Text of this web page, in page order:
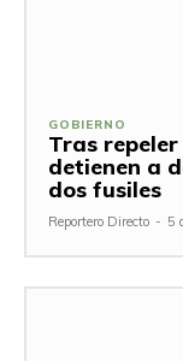
GOBIERNO
Tras
detienen a
dos fusiles
Reportero Directo - 5